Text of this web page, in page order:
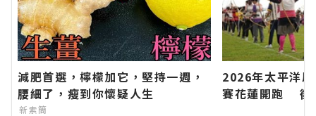
減肥首選，檸檬加它，堅持一週，
腰細了，瘦到你懷疑人生
新素簡
2026年太平洋
賽花蓮開跑 徵集